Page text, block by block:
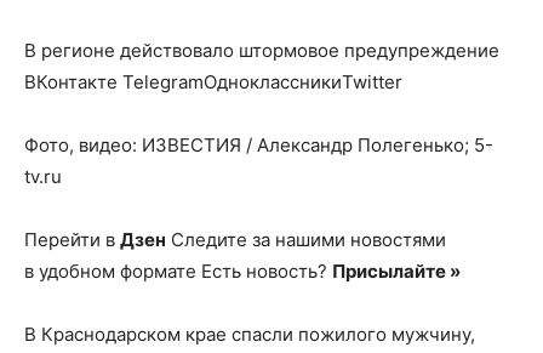
В регионе действовало штормовое предупреждение
ВКонтакте TelegramОдноклассникиTwitter
Фото, видео: ИЗВЕСТИЯ / Александр Полегенько; 5-
tv.ru
Перейти в Дзен Следите за нашими новостями
в удобном формате Есть новость? Присылайте »
В Краснодарском крае спасли пожилого мужчину,